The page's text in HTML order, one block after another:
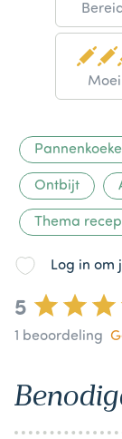
Ontbijt
Thema
Log in om
5
1 beoordeling